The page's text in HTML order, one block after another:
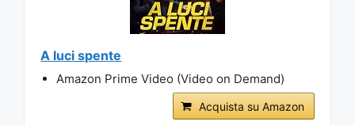
A luci spente
Amazon Prime Video (Video on Demand)
Acquista su Amazon